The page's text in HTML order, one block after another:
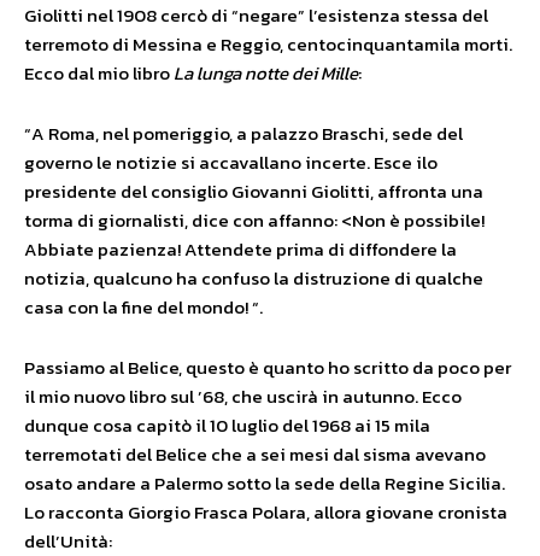
Giolitti nel 1908 cercò di “negare” l’esistenza stessa del
terremoto di Messina e Reggio, centocinquantamila morti.
Ecco dal mio libroLa lunga notte dei Mille:
“A Roma, nel pomeriggio, a palazzo Braschi, sede del
governo le notizie si accavallano incerte. Esce ilo
presidente del consiglio Giovanni Giolitti, affronta una
torma di giornalisti, dice con affanno: <Non è possibile!
Abbiate pazienza! Attendete prima di diffondere la
notizia, qualcuno ha confuso la distruzione di qualche
casa con la fine del mondo! “.
Passiamo al Belice, questo è quanto ho scritto da poco per
il mio nuovo libro sul ’68, che uscirà in autunno. Ecco
dunque cosa capitò il 10 luglio del 1968 ai 15 mila
terremotati del Belice che a sei mesi dal sisma avevano
osato andare a Palermo sotto la sede della Regine Sicilia.
Lo racconta Giorgio Frasca Polara, allora giovane cronista
dell’Unità: